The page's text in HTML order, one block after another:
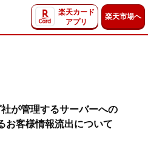
楽天カード
アプリ
楽天市場へ
が管理するサーバーへの
お客様情報流出について